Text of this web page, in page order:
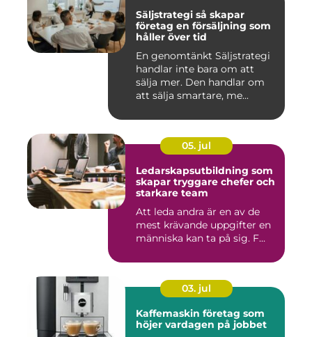
Säljstrategi så skapar
företag en försäljning som
håller över tid
En genomtänkt Säljstrategi
handlar inte bara om att
sälja mer. Den handlar om
att sälja smartare, me...
05. jul
Ledarskapsutbildning som
skapar tryggare chefer och
starkare team
Att leda andra är en av de
mest krävande uppgifter en
människa kan ta på sig. F...
03. jul
Kaffemaskin företag som
höjer vardagen på jobbet